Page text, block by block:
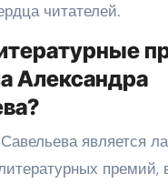
читателей.
Александра
является
премий,